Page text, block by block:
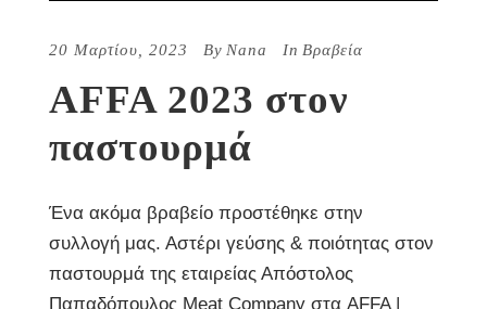
20 Μαρτίου, 2023 By Nana In Βραβεία
AFFA 2023 στον
παστουρμά
Ένα ακόμα βραβείο προστέθηκε στην
συλλογή μας. Αστέρι γεύσης & ποιότητας στον
παστουρμά της εταιρείας Απόστολος
Παπαδόπουλος Meat Company στα AFFA |